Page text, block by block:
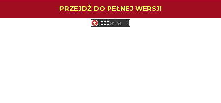
PRZEJDŹ DO PEŁNEJ WERSJI